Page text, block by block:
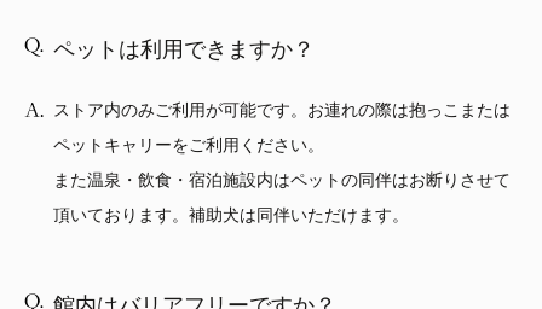
ペットは利用できますか？
ストア内のみご利用が可能です。お連れの際は抱っこまたは
ペットキャリーをご利用ください。
また温泉・飲食・宿泊施設内はペットの同伴はお断りさせて
頂いております。補助犬は同伴いただけます。